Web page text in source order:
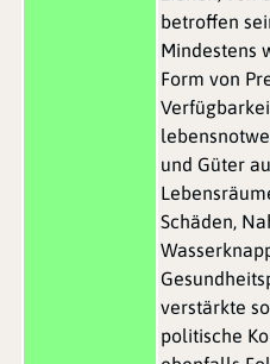
betroffen
Mindestens
Form von
und Güter
Schäden,
verstärkte
politische